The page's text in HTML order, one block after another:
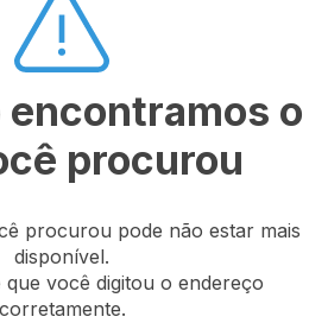
encontramos o
procurou
procurou pode não estar mais
disponível.
que você digitou o endereço
corretamente.